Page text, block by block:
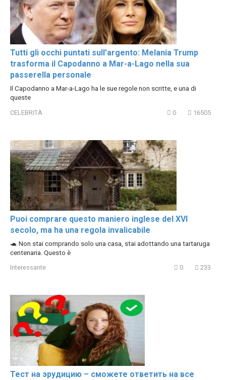
Tutti gli occhi puntati sull’argento: Melania Trump
trasforma il Capodanno a Mar-a-Lago nella sua
passerella personale
Il Capodanno a Mar-a-Lago ha le sue regole non scritte, e una di
queste
CELEBRITÀ 0 16505
Puoi comprare questo maniero inglese del XVI
secolo, ma ha una regola invalicabile
🐢 Non stai comprando solo una casa, stai adottando una tartaruga
centenaria. Questo è
Interessante 0 233
Тест на эрудицию – сможете ответить на все